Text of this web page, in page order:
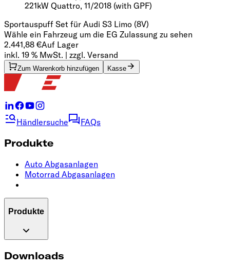
221kW Quattro, 11/2018 (with GPF)
Sportauspuff Set für Audi S3 Limo (8V)
Wähle ein Fahrzeug um die EG Zulassung zu sehen
2.441,88 €Auf Lager
inkl. 19 % MwSt. | zzgl. Versand
Zum Warenkorb hinzufügen Kasse
Händlersuche FAQs
Produkte
Auto Abgasanlagen
Motorrad Abgasanlagen
Produkte
Downloads